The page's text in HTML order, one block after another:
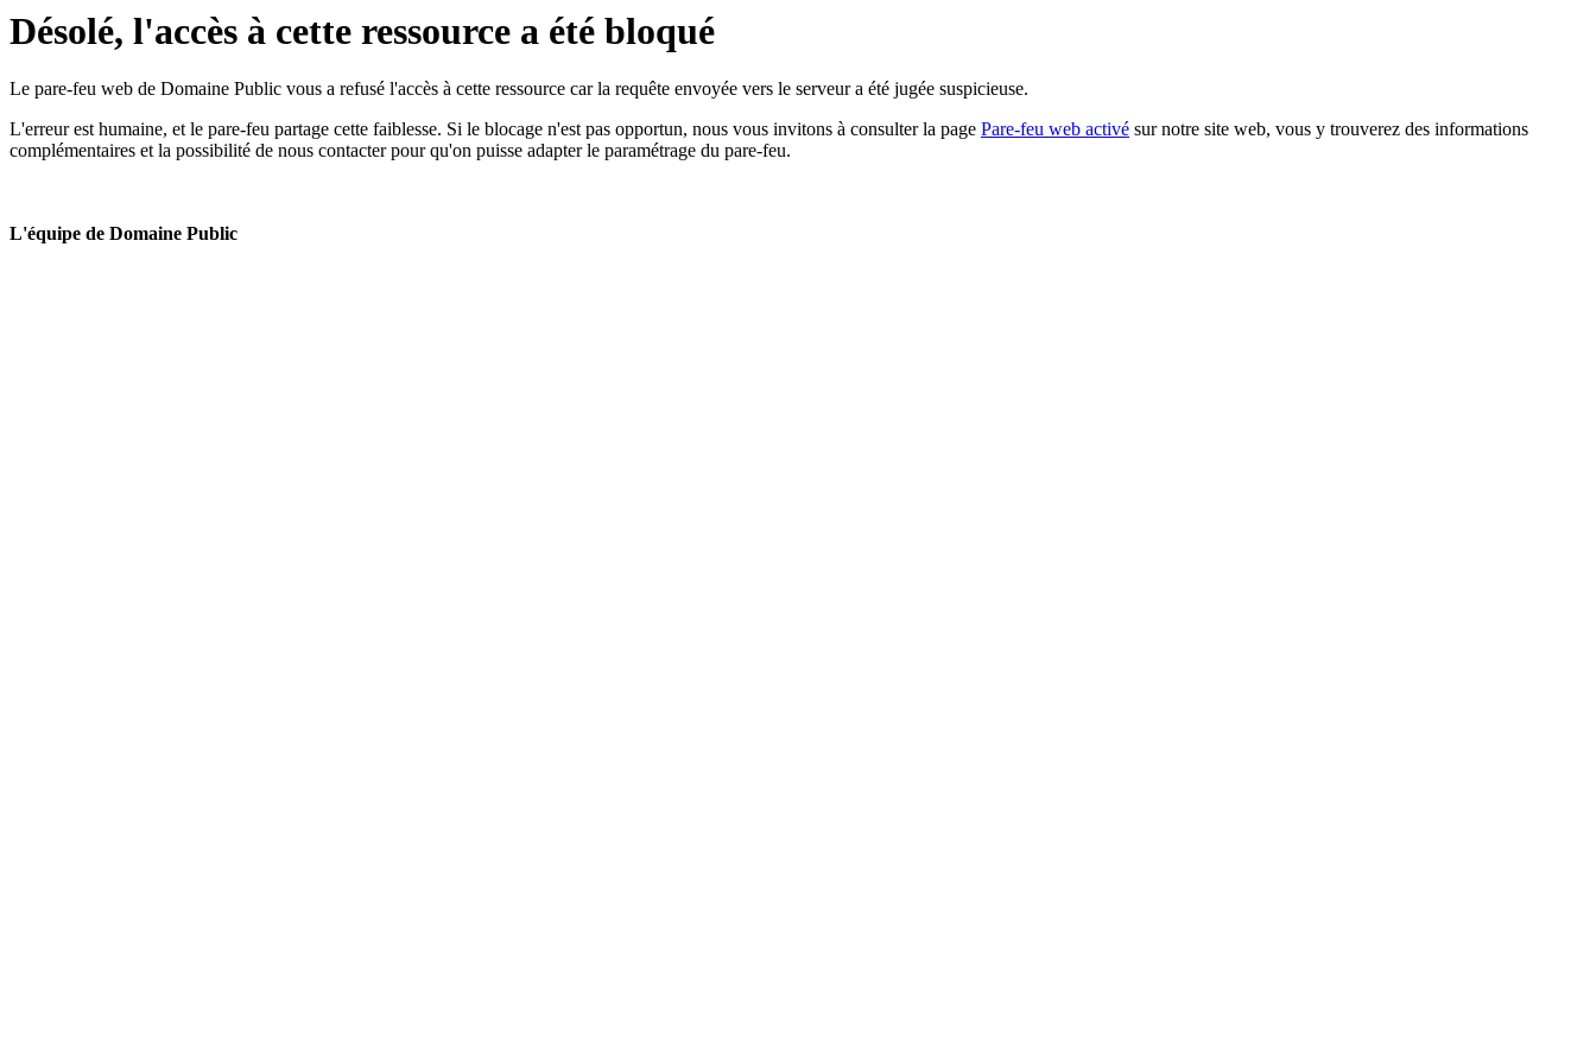
Désolé, l'accès à cette ressource a été bloqué
Le pare-feu web de Domaine Public vous a refusé l'accès à cette ressource car la requête envoyée vers le serveur a été jugée suspicieuse.
L'erreur est humaine, et le pare-feu partage cette faiblesse. Si le blocage n'est pas opportun, nous vous invitons à consulter la page Pare-feu web activé sur notre site web, vous y trouverez des informations
complémentaires et la possibilité de nous contacter pour qu'on puisse adapter le paramétrage du pare-feu.
L'équipe de Domaine Public